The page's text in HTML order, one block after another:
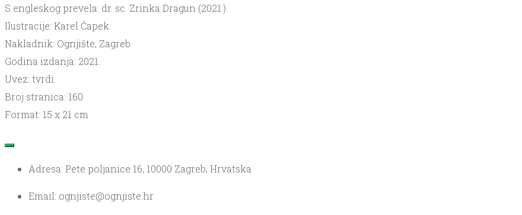
S engleskog prevela: dr. sc. Zrinka Dragun (2021.)
Ilustracije: Karel Čapek
Nakladnik: Ognjište, Zagreb
Godina izdanja: 2021.
Uvez: tvrdi
Broj stranica: 160
Format: 15 x 21 cm
Adresa: Pete poljanice 16, 10000 Zagreb, Hrvatska
Email: ognjiste@ognjiste.hr